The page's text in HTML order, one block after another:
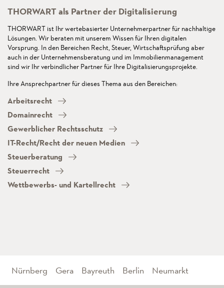
THORWART als Partner der Digitalisierung
THORWART ist Ihr wertebasierter Unternehmerpartner für nachhaltige
Lösungen. Wir beraten mit unserem Wissen für Ihren digitalen
Vorsprung. In den Bereichen Recht, Steuer, Wirtschaftsprüfung aber
auch in der Unternehmensberatung und im Immobilienmanagement
sind wir Ihr verbindlicher Partner für Ihre Digitalisierungsprojekte.
Ihre Ansprechpartner für dieses Thema aus den Bereichen:
Arbeitsrecht
Domainrecht
Gewerblicher Rechtsschutz
IT-Recht/Recht der neuen Medien
Steuerberatung
Steuerrecht
Wettbewerbs- und Kartellrecht
Nürnberg Gera Bayreuth Berlin Neumarkt